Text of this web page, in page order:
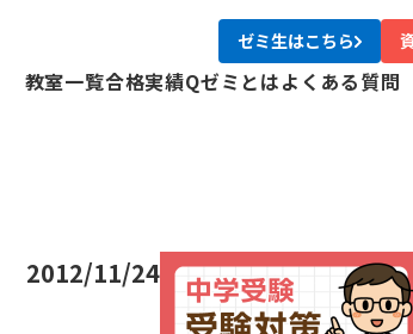
ゼミ生はこちら
教室一覧
市ヶ尾校
都筑校
合格実績Qゼミとはよくある質問
2012/11/24